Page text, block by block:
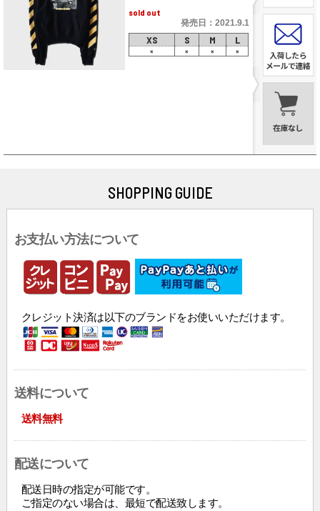
sold out
発売日：2021.9.1
XS S M L
× × × ×
SHOPPING GUIDE
お支払い方法について
クレジット決済は以下のブランドをお使いいただけます。
送料について
送料無料
配送について
配送日時の指定が可能です。
ご指定のない場合は、最短で配送致します。